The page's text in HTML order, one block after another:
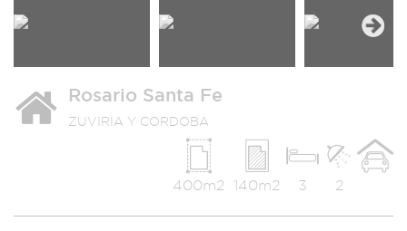
Rosario Santa Fe
ZUVIRIA Y CORDOBA
2
3
140m2
400m2